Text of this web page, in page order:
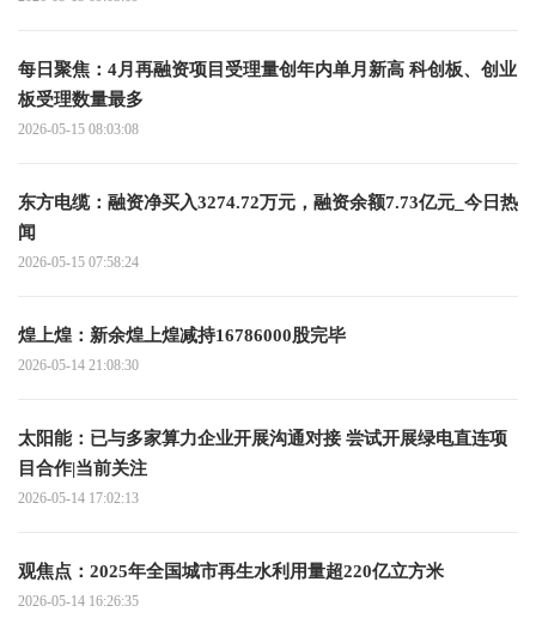
每日聚焦：4月再融资项目受理量创年内单月新高 科创板、创业
板受理数量最多
2026-05-15 08:03:08
东方电缆：融资净买入3274.72万元，融资余额7.73亿元_今日热
闻
2026-05-15 07:58:24
煌上煌：新余煌上煌减持16786000股完毕
2026-05-14 21:08:30
太阳能：已与多家算力企业开展沟通对接 尝试开展绿电直连项
目合作|当前关注
2026-05-14 17:02:13
观焦点：2025年全国城市再生水利用量超220亿立方米
2026-05-14 16:26:35